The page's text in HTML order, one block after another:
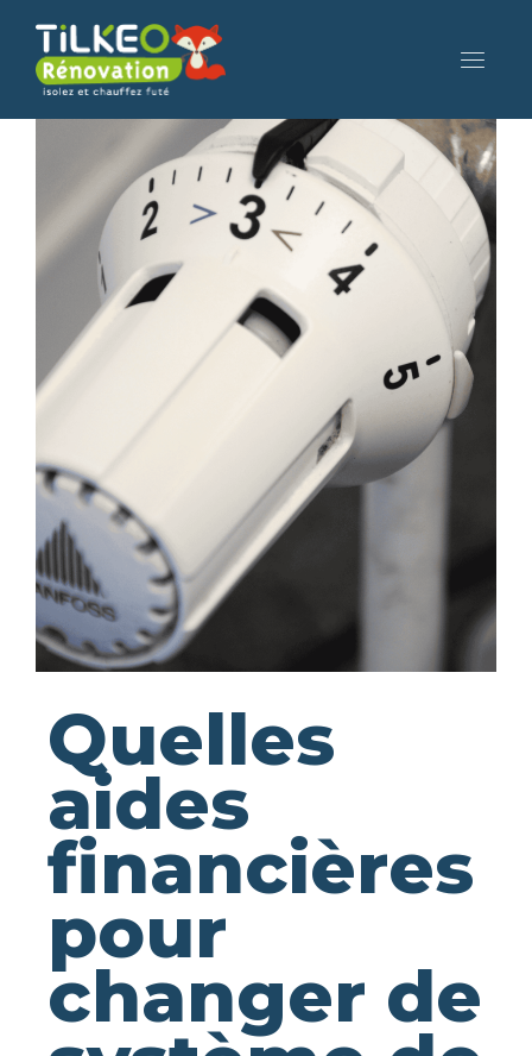
Quelles
aides
financières
pour
changer de